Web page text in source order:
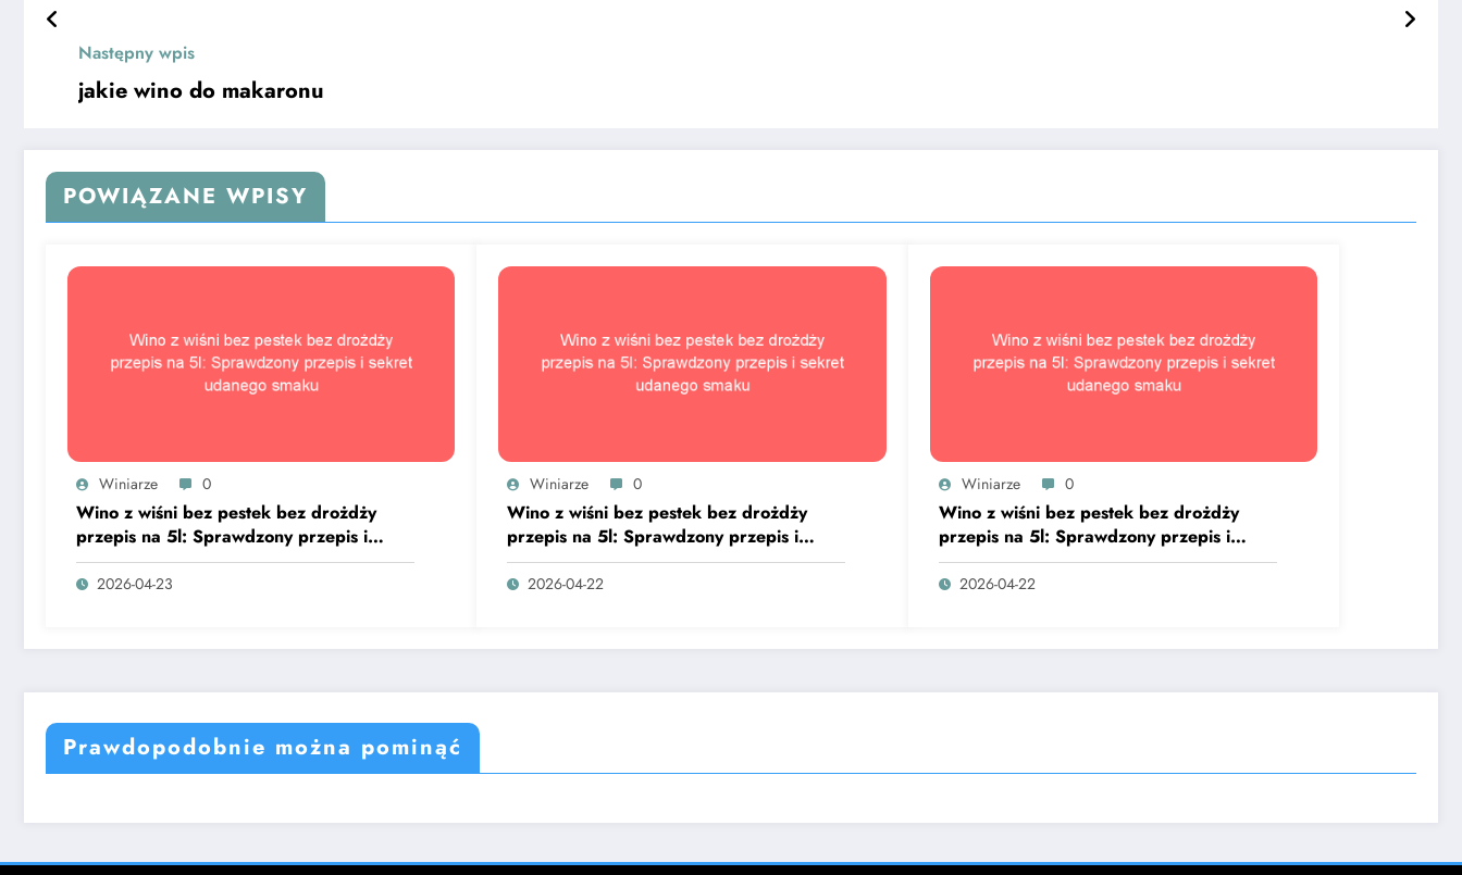
Następny wpis
jakie wino do makaronu
POWIĄZANE WPISY
Winiarze 0
Wino z wiśni bez pestek bez drożdży
przepis na 5l: Sprawdzony przepis i
sekret udanego smaku
2026-04-23
Winiarze 0
Wino z wiśni bez pestek bez drożdży
przepis na 5l: Sprawdzony przepis i
sekret udanego smaku
2026-04-22
Winiarze 0
Wino z wiśni bez pestek bez drożdży
przepis na 5l: Sprawdzony przepis i
sekret udanego smaku
2026-04-22
Prawdopodobnie można pominąć